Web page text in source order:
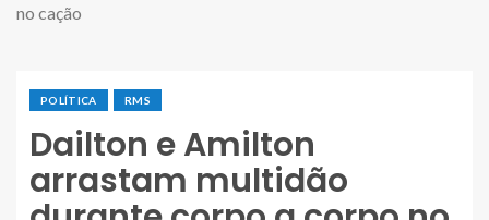
no cação
POLÍTICA RMS
Dailton e Amilton
arrastam multidão